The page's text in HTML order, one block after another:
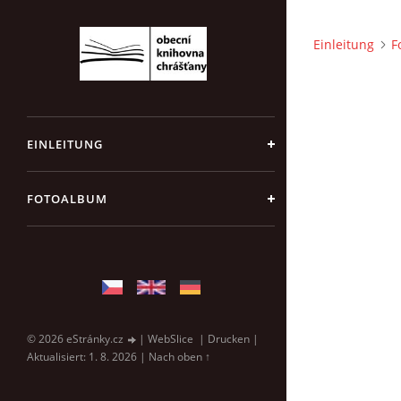
EINLEITUNG
FOTOALBUM
© 2026 eStránky.cz | WebSlice | Drucken |
Aktualisiert: 1. 8. 2026 | Nach oben ↑
Einleitung